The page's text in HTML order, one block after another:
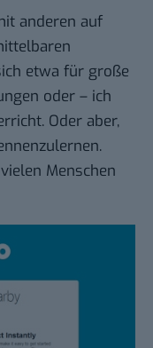
anderen auf
etwa für große
oder – ich
Oder aber,
Menschen